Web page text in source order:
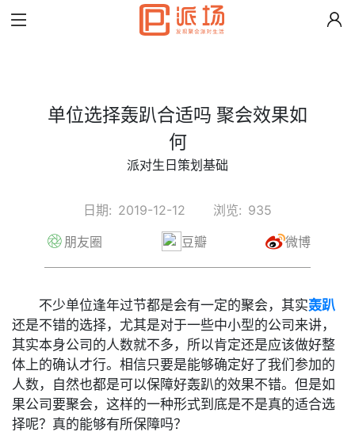
单位选择轰趴合适吗 聚会效果如
何
派对生日策划基础
日期: 2019-12-12 浏览: 935
朋友圈
豆瓣 微博
不少单位逢年过节都是会有一定的聚会，其实轰趴
还是不错的选择，尤其是对于一些中小型的公司来讲，
其实本身公司的人数就不多，所以肯定还是应该做好整
体上的确认才行。相信只要是能够确定好了我们参加的
人数，自然也都是可以保障好轰趴的效果不错。但是如
果公司要聚会，这样的一种形式到底是不是真的适合选
择呢？真的能够有所保障吗？